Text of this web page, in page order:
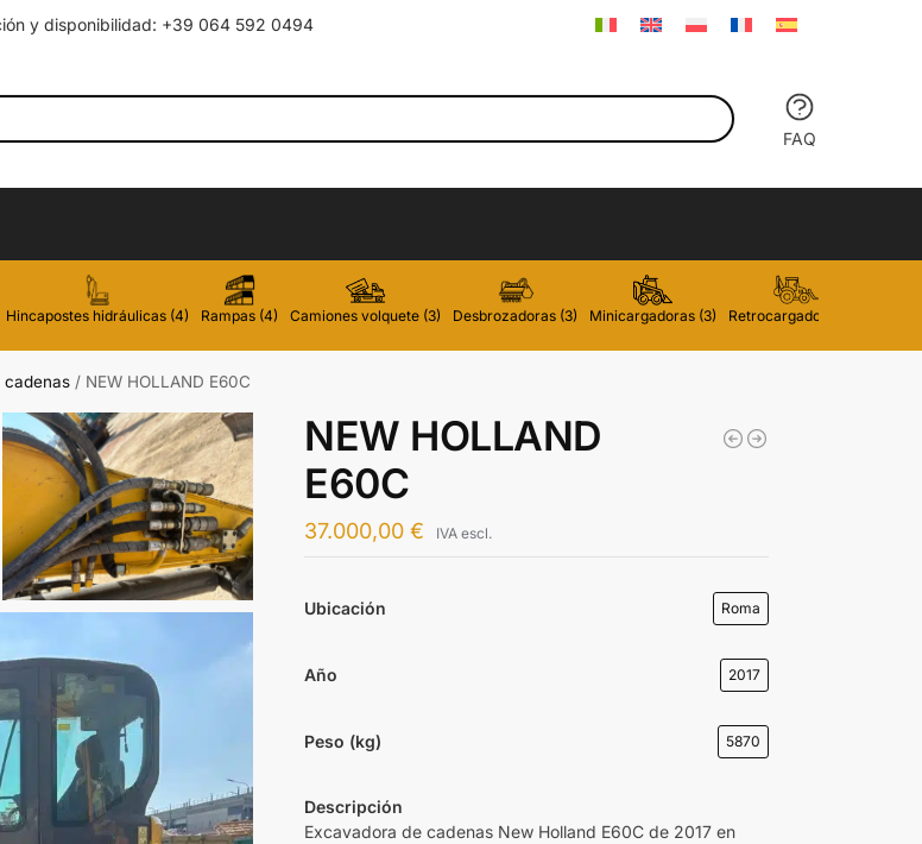
y disponibilidad: +39 064 592 0494
FAQ
Hincapostes hidráulicas (4) Rampas (4) Camiones volquete (3) Desbrozadoras (3) Minicargadoras (3) Retrocargadoras (3)
cadenas / NEW HOLLAND E60C
NEW HOLLAND
E60C
37.000,00€ IVA escl.
Ubicación Roma
Año 2017
Peso (kg) 5870
Descripción
Excavadora de cadenas New Holland E60C de 2017 en